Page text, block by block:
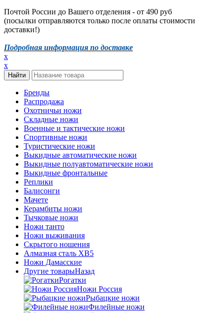
Почтой России до Вашего отделения - от 490 руб
(посылки отправляются только после оплаты стоимости
доставки!)
Подробная информация по доставке
x
x
Бренды
Распродажа
Охотничьи ножи
Складные ножи
Военные и тактические ножи
Спортивные ножи
Туристические ножи
Выкидные автоматические ножи
Выкидные полуавтоматические ножи
Выкидные фронтальные
Реплики
Балисонги
Мачете
Керамбиты ножи
Тычковые ножи
Ножи танто
Ножи выживания
Скрытого ношения
Алмазная сталь ХВ5
Ножи Дамасские
Другие товарыНазад
Рогатки
Ножи Россия
Рыбацкие ножи
Филейные ножи